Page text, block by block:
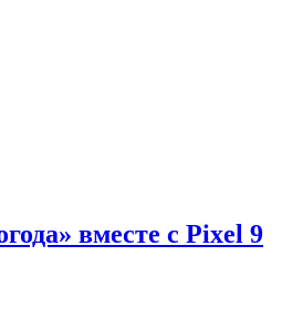
вместе с Pixel 9